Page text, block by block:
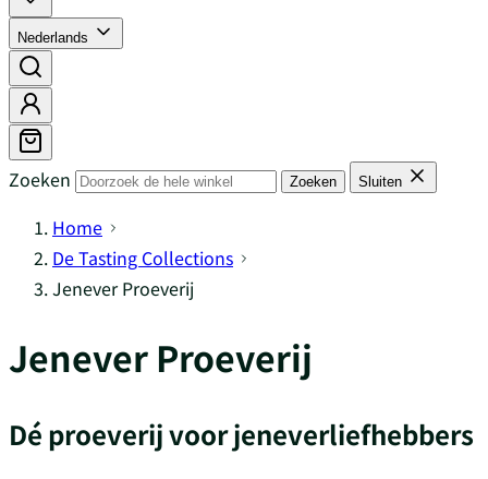
Nederlands
Zoeken Zoeken Sluiten
Home
De Tasting Collections
Jenever Proeverij
Jenever Proeverij
Dé proeverij voor jeneverliefhebbers